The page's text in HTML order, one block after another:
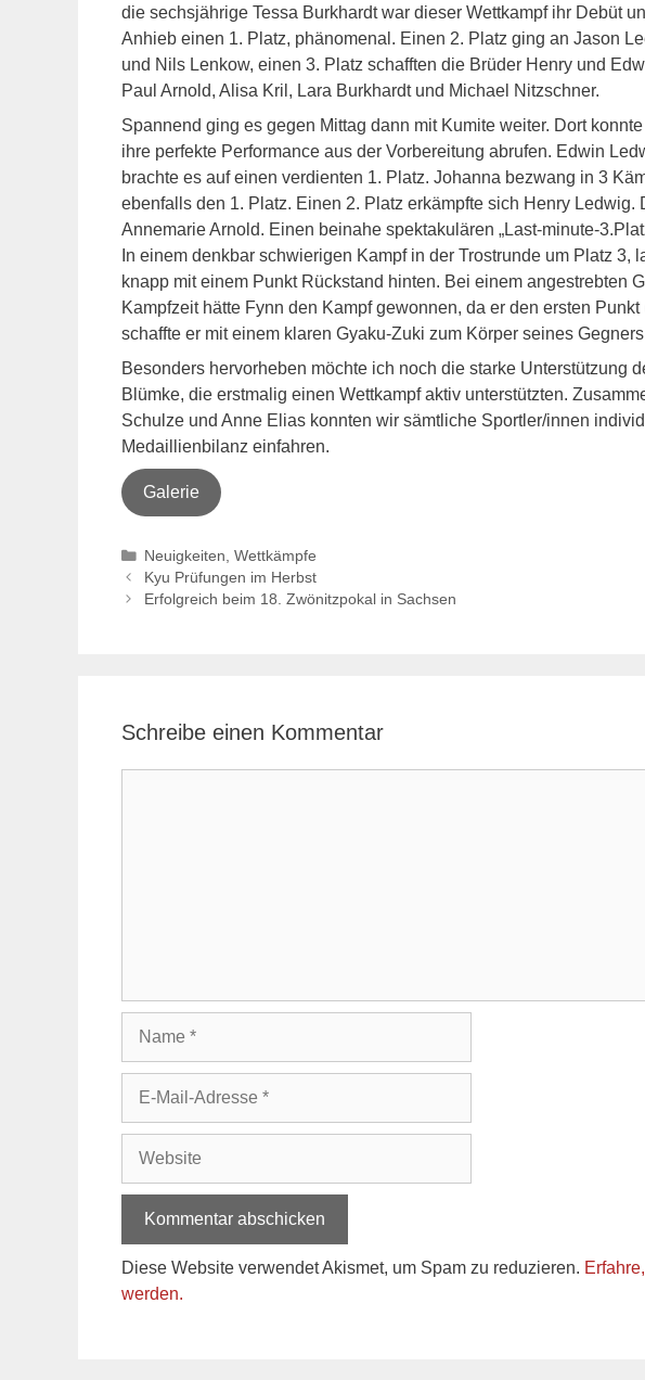
die sechsjährige Tessa Burkhardt war dieser Wettkampf ihr Debüt
Anhieb einen 1. Platz, phänomenal. Einen 2. Platz ging an Jason
und Nils Lenkow, einen 3. Platz schafften die Brüder Henry und
Paul Arnold, Alisa Kril, Lara Burkhardt und Michael Nitzschner.
Spannend ging es gegen Mittag dann mit Kumite weiter. Dort
ihre perfekte Performance aus der Vorbereitung abrufen. Edwin
brachte es auf einen verdienten 1. Platz. Johanna bezwang in 3
ebenfalls den 1. Platz. Einen 2. Platz erkämpfte sich Henry Ledwig.
Annemarie Arnold. Einen beinahe spektakulären „Last-minute-
In einem denkbar schwierigen Kampf in der Trostrunde um Platz
knapp mit einem Punkt Rückstand hinten. Bei einem angestrebten
Kampfzeit hätte Fynn den Kampf gewonnen, da er den ersten
schaffte er mit einem klaren Gyaku-Zuki zum Körper seines
Besonders hervorheben möchte ich noch die starke Unterstützung
Blümke, die erstmalig einen Wettkampf aktiv unterstützten.
Schulze und Anne Elias konnten wir sämtliche Sportler/innen
Medaillienbilanz einfahren.
Galerie
Kategorien
Neuigkeiten ,Wettkämpfe
Kyu Prüfungen im Herbst
Erfolgreich beim 18. Zwönitzpokal in Sachsen
Schreibe einen Kommentar
Adresse
Diese Website verwendet Akismet, um Spam zu reduzieren.
werden.